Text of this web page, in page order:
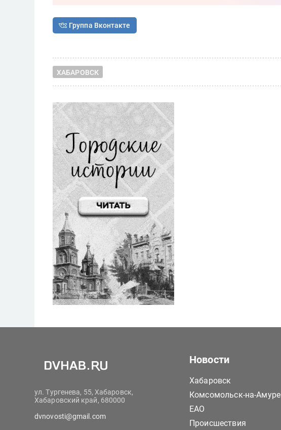
Группа Вконтакте
ХАБАРОВСК
ул. Тургенева, 55, Хабаровск,
Хабаровский край, 680000
dvnovosti@gmail.com
Новости
Хабаровск
Комсомольск-на-Амуре
ЕАО
Происшествия